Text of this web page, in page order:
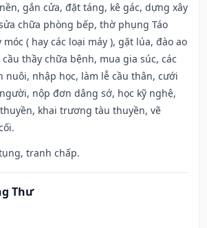
gắn cửa, đặt táng, kê gác, dựng xây
chữa phòng bếp, thờ phụng Táo
( hay các loại máy ), gặt lúa, đào ao
thầy chữa bệnh, mua gia súc, các
nuôi, nhập học, làm lễ cầu thân, cưới
nộp đơn dâng sớ, học kỹ nghệ,
khai trương tàu thuyền, vẽ
tranh chấp.
Thư